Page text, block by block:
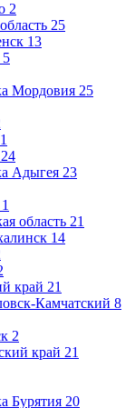
2
25
13
5
Мордовия 25
1
24
Адыгея 23
1
область 21
14
край 21
Камчатский 8
2
край 21
Бурятия 20